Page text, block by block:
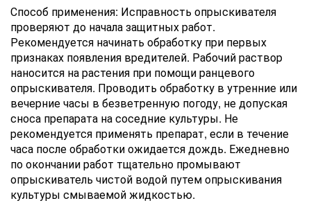
Способ применения: Исправность опрыскивателя
проверяют до начала защитных работ.
Рекомендуется начинать обработку при первых
признаках появления вредителей. Рабочий раствор
наносится на растения при помощи ранцевого
опрыскивателя. Проводить обработку в утренние или
вечерние часы в безветренную погоду, не допуская
сноса препарата на соседние культуры. Не
рекомендуется применять препарат, если в течение
часа после обработки ожидается дождь. Ежедневно
по окончании работ тщательно промывают
опрыскиватель чистой водой путем опрыскивания
культуры смываемой жидкостью.